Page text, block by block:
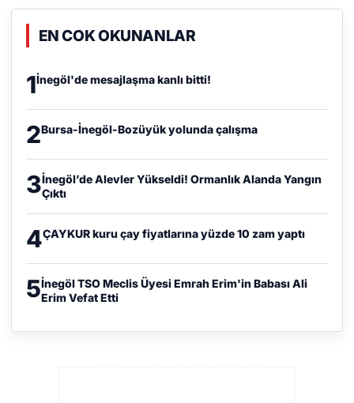
EN COK OKUNANLAR
1İnegöl'de mesajlaşma kanlı bitti!
2Bursa-İnegöl-Bozüyük yolunda çalışma
3İnegöl’de Alevler Yükseldi! Ormanlık Alanda Yangın
Çıktı
4ÇAYKUR kuru çay fiyatlarına yüzde 10 zam yaptı
5İnegöl TSO Meclis Üyesi Emrah Erim'in Babası Ali
Erim Vefat Etti